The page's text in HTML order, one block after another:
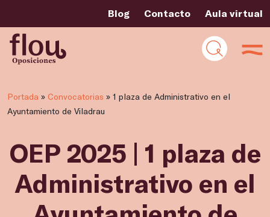
Blog Contacto Aula virtual
Portada » Convocatorias » 1 plaza de Administrativo en el
Ayuntamiento de Viladrau
OEP 2025 | 1 plaza de
Administrativo en el